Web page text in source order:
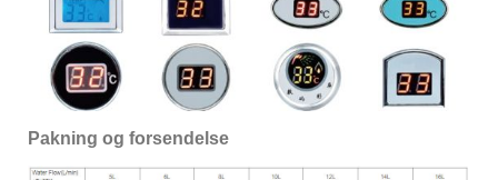
Pakning og forsendelse